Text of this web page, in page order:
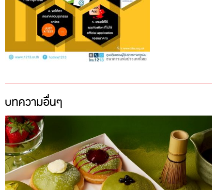
บทความอื่นๆ